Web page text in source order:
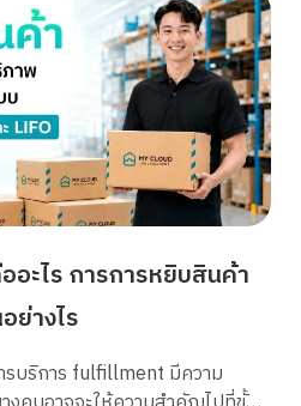
อะไร การการหยิบสินค้า
ย่างไร
บริการ fulfillment มีความ